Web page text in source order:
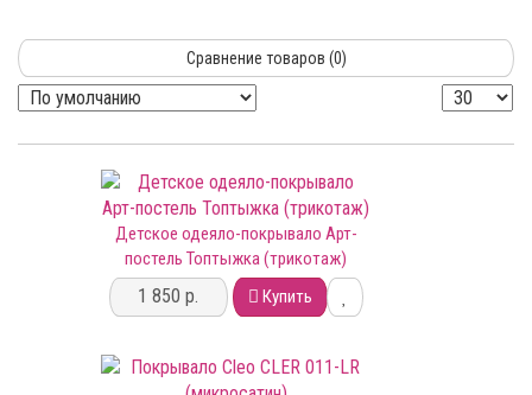
Сравнение товаров (0)
Детское одеяло-покрывало Арт-
постель Топтыжка (трикотаж)
1 850 р. Купить